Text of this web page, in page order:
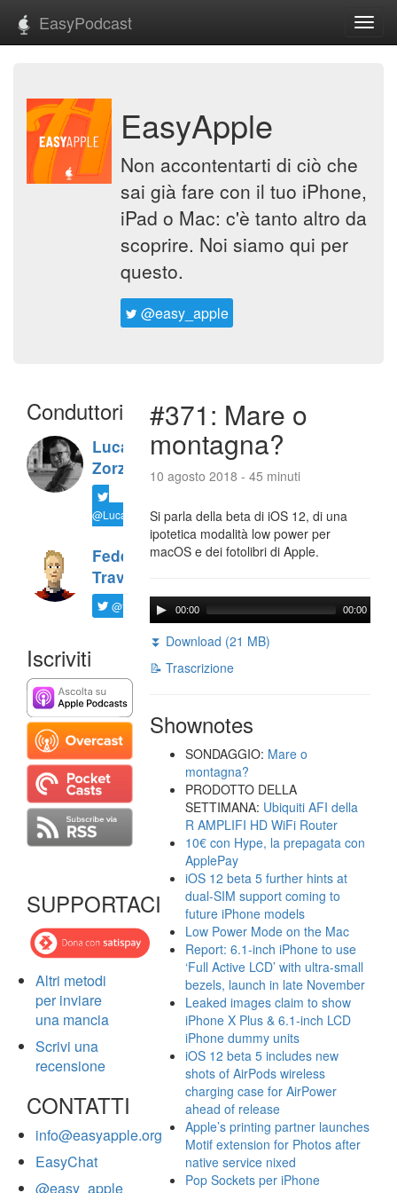
EasyPodcast
EasyApple
Non accontentarti di ciò che
sai già fare con il tuo iPhone,
iPad o Mac: c'è tanto altro da
scoprire. Noi siamo qui per
questo.
@easy_apple
Conduttori
Luca
Zorzi
@LucaTNT
Federico
Travaini
@ftrava
Iscriviti
SUPPORTACI
Altri metodi
per inviare
una mancia
Scrivi una
recensione
CONTATTI
info@easyapple.org
EasyChat
@easy_apple
#371: Mare o
montagna?
10 agosto 2018 - 45 minuti
Si parla della beta di iOS 12, di una
ipotetica modalità low power per
macOS e dei fotolibri di Apple.
00:00 00:00
⏬ Download (21 MB)
📝 Trascrizione
Shownotes
SONDAGGIO: Mare o
montagna?
PRODOTTO DELLA
SETTIMANA: Ubiquiti AFI della
R AMPLIFI HD WiFi Router
10€ con Hype, la prepagata con
ApplePay
iOS 12 beta 5 further hints at
dual-SIM support coming to
future iPhone models
Low Power Mode on the Mac
Report: 6.1-inch iPhone to use
‘Full Active LCD’ with ultra-small
bezels, launch in late November
Leaked images claim to show
iPhone X Plus & 6.1-inch LCD
iPhone dummy units
iOS 12 beta 5 includes new
shots of AirPods wireless
charging case for AirPower
ahead of release
Apple’s printing partner launches
Motif extension for Photos after
native service nixed
Pop Sockets per iPhone